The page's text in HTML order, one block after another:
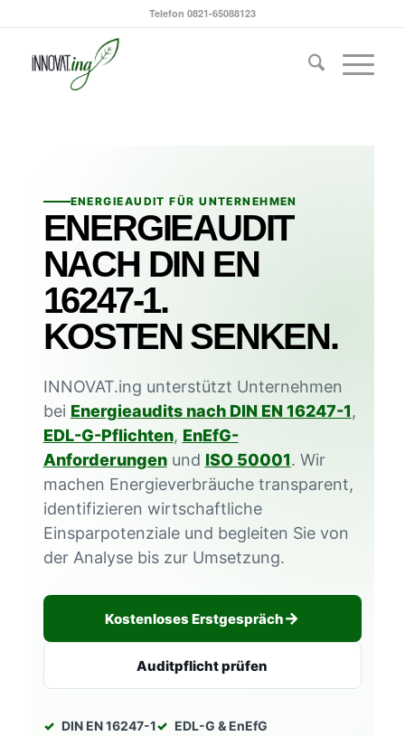
Telefon 0821-65088123
ENERGIEAUDIT FÜR UNTERNEHMEN
ENERGIEAUDIT
NACH DIN EN
16247-1.
KOSTEN SENKEN.
INNOVAT.ing unterstützt Unternehmen
bei Energieaudits nach DIN EN 16247-1,
EDL-G-Pflichten, EnEfG-
Anforderungenund ISO 50001. Wir
machen Energieverbräuche transparent,
identifizieren wirtschaftliche
Einsparpotenziale und begleiten Sie von
der Analyse bis zur Umsetzung.
Kostenloses Erstgespräch
Auditpflicht prüfen
DIN EN 16247-1
EDL-G & EnEfG